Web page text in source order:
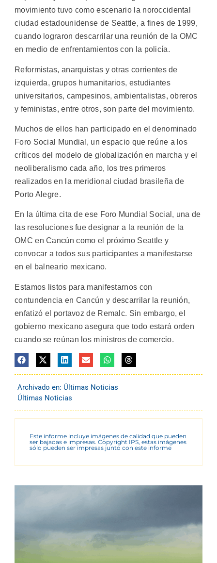
movimiento tuvo como escenario la noroccidental
ciudad estadounidense de Seattle, a fines de 1999,
cuando lograron descarrilar una reunión de la OMC
en medio de enfrentamientos con la policía.
Reformistas, anarquistas y otras corrientes de
izquierda, grupos humanitarios, estudiantes
universitarios, campesinos, ambientalistas, obreros
y feministas, entre otros, son parte del movimiento.
Muchos de ellos han participado en el denominado
Foro Social Mundial, un espacio que reúne a los
críticos del modelo de globalización en marcha y el
neoliberalismo cada año, los tres primeros
realizados en la meridional ciudad brasileña de
Porto Alegre.
En la última cita de ese Foro Mundial Social, una de
las resoluciones fue designar a la reunión de la
OMC en Cancún como el próximo Seattle y
convocar a todos sus participantes a manifestarse
en el balneario mexicano.
Estamos listos para manifestarnos con
contundencia en Cancún y descarrilar la reunión,
enfatizó el portavoz de Remalc. Sin embargo, el
gobierno mexicano asegura que todo estará orden
cuando se reúnan los ministros de comercio.
Archivado en: Últimas Noticias
Últimas Noticias
Este informe incluye imágenes de calidad que pueden
ser bajadas e impresas. Copyright IPS, estas imágenes
sólo pueden ser impresas junto con este informe